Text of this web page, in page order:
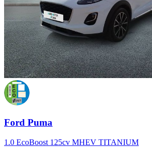
Ford Puma
1.0 EcoBoost 125cv MHEV TITANIUM